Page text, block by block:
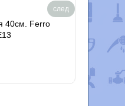
40см. Ferro
след